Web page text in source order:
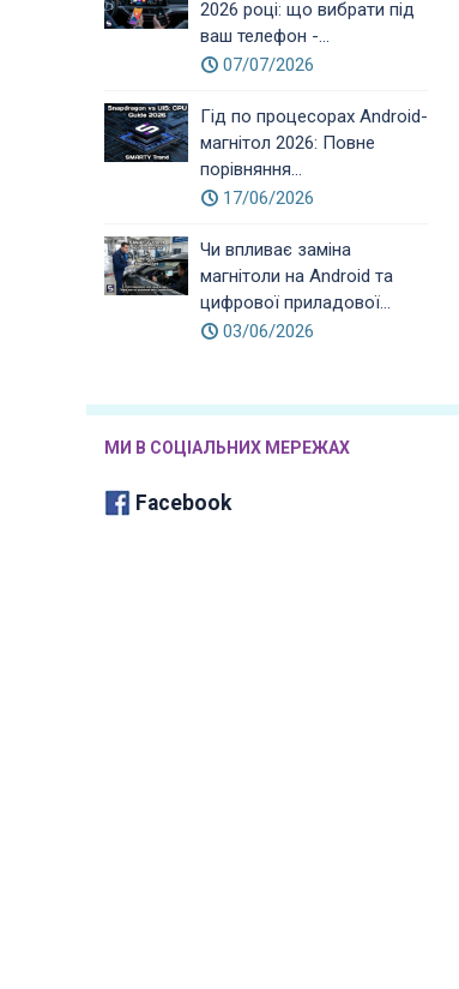
2026 році: що вибрати під
ваш телефон -...
07/07/2026
Гід по процесорах Android-
магнітол 2026: Повне
порівняння...
17/06/2026
Чи впливає заміна
магнітоли на Android та
цифрової приладової...
03/06/2026
МИ В СОЦІАЛЬНИХ МЕРЕЖАХ
Facebook